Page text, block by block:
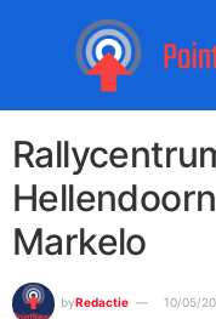
Markelo
byRedactie 10/05/